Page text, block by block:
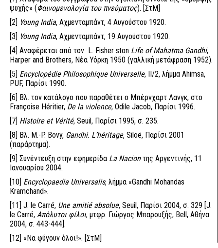
ψυχής» (Φαινομενολογία του πνεύματος). [ΣτΜ]
[2] Young India, Αχμενταμπάντ, 4 Αυγούστου 1920.
[3] Young India, Αχμενταμπάντ, 19 Αυγούστου 1920.
[4] Αναφέρεται από τον L. Fisher ston Life of Mahatma Gandhi,
Harper and Brothers, Νέα Υόρκη 1950 (γαλλική μετάφραση 1952).
[5] Encyclopédie Philosophique Universelle, II/2, λήμμα Ahimsa,
PUF, Παρίσι 1990.
[6] Βλ. τον κατάλογο που παραθέτει ο Μπέρνχαρτ Λανγκ, στο
Françoise Héritier, De la violence, Odile Jacob, Παρίσι 1996.
[7] Histoire et Vérité, Seuil, Παρίσι 1995, σ. 235.
[8] Βλ. M.-P. Bovy, Gandhi. L’héritage, Siloë, Παρίσι 2001
(παράρτημα).
[9] Συνέντευξη στην εφημερίδα La Nacionτης Αργεντινής, 11
Ιανουαρίου 2004.
[10] Encyclopaedia Universalis, λήμμα «Gandhi Mohandas
Kramchand».
[11] J. le Carré, Une amitié absolue, Seuil, Παρίσι 2004, σ. 329 [J.
le Carré, Απόλυτοι φίλοι, μτφρ. Γιώργος Μπαρουξής, Bell, Αθήνα
2004, σ. 443-444].
[12] «Να φύγουν όλοι!». [ΣτΜ]